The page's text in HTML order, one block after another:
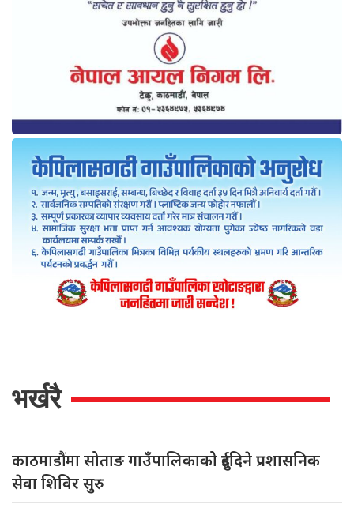
भर्खरै
काठमाडौंमासोताङ गाउँपालिकाको दुईदिने प्रशासनिक
सेवा शिविर सुरु